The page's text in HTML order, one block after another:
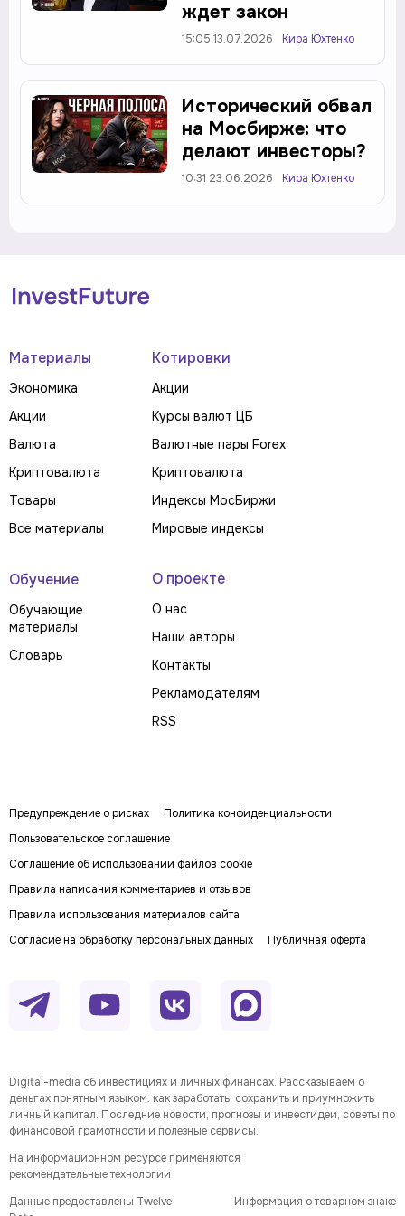
ждет закон
15:05 13.07.2026 Кира Юхтенко
Исторический обвал
на Мосбирже: что
делают инвесторы?
10:31 23.06.2026 Кира Юхтенко
Материалы
Экономика
Акции
Валюта
Криптовалюта
Товары
Все материалы
Котировки
Акции
Курсы валют ЦБ
Валютные пары Forex
Криптовалюта
Индексы МосБиржи
Мировые индексы
Обучение
Обучающие
материалы
Словарь
О проекте
О нас
Наши авторы
Контакты
Рекламодателям
RSS
Предупреждение о рисках
Политика конфиденциальности
Пользовательское соглашение
Соглашение об использовании файлов cookie
Правила написания комментариев и отзывов
Правила использования материалов сайта
Согласие на обработку персональных данных
Публичная оферта
Digital-media об инвестициях и личных финансах. Рассказываем о
деньгах понятным языком: как заработать, сохранить и приумножить
личный капитал. Последние новости, прогнозы и инвестидеи, советы по
финансовой грамотности и полезные сервисы.
На информационном ресурсе применяются
рекомендательные технологии
Данные предоставлены Twelve
Информация о товарном знаке